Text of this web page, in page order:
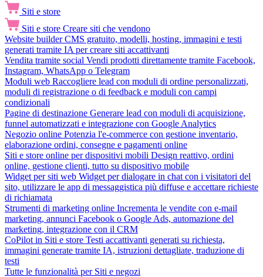
Siti e store
Siti e store Creare siti che vendono
Website builder CMS gratuito, modelli, hosting, immagini e testi
generati tramite IA per creare siti accattivanti
Vendita tramite social Vendi prodotti direttamente tramite Facebook,
Instagram, WhatsApp o Telegram
Moduli web Raccogliere lead con moduli di ordine personalizzati,
moduli di registrazione o di feedback e moduli con campi
condizionali
Pagine di destinazione Generare lead con moduli di acquisizione,
funnel automatizzati e integrazione con Google Analytics
Negozio online Potenzia l'e-commerce con gestione inventario,
elaborazione ordini, consegne e pagamenti online
Siti e store online per dispositivi mobili Design reattivo, ordini
online, gestione clienti, tutto su dispositivo mobile
Widget per siti web Widget per dialogare in chat con i visitatori del
sito, utilizzare le app di messaggistica più diffuse e accettare richieste
di richiamata
Strumenti di marketing online Incrementa le vendite con e-mail
marketing, annunci Facebook o Google Ads, automazione del
marketing, integrazione con il CRM
CoPilot in Siti e store Testi accattivanti generati su richiesta,
immagini generate tramite IA, istruzioni dettagliate, traduzione di
testi
Tutte le funzionalità per Siti e negozi